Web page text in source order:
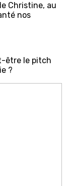
Christine, au
nos
être le pitch
?